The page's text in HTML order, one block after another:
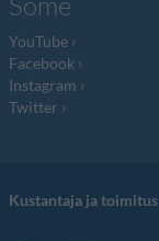
YouTube
Facebook
Instagram
Twitter
Kustantaja ja toimitus